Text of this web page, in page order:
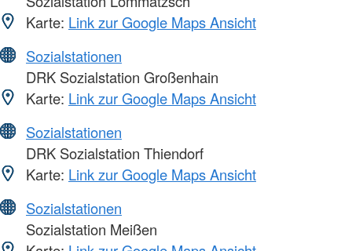
Karte: Link zur Google Maps Ansicht
Sozialstationen
DRK Sozialstation Großenhain
Karte: Link zur Google Maps Ansicht
Sozialstationen
DRK Sozialstation Thiendorf
Karte: Link zur Google Maps Ansicht
Sozialstationen
Sozialstation Meißen